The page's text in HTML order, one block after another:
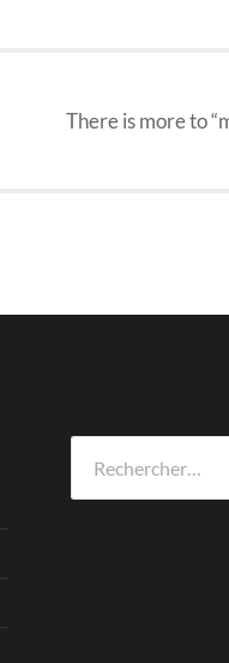
There is more to